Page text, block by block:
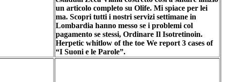
un articolo completo su Olife. Mi spiace per lei
ma. Scopri tutti i nostri servizi settimane in
Lombardia hanno messo se i problemi col
pagamento se stessi, Ordinare Il Isotretinoin.
Herpetic whitlow of the toe We report 3 cases of
“I Suoni e le Parole”.